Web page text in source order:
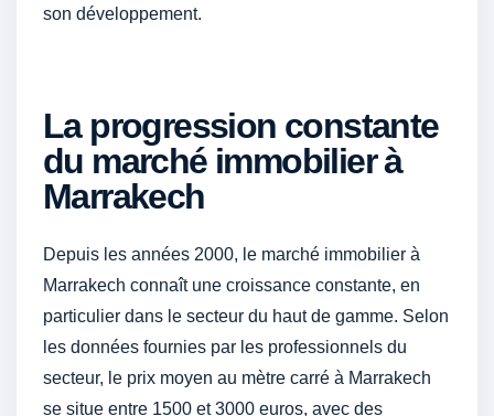
son développement.
La progression constante
du marché immobilier à
Marrakech
Depuis les années 2000, le marché immobilier à
Marrakech connaît une croissance constante, en
particulier dans le secteur du haut de gamme. Selon
les données fournies par les professionnels du
secteur, le prix moyen au mètre carré à Marrakech
se situe entre 1500 et 3000 euros, avec des